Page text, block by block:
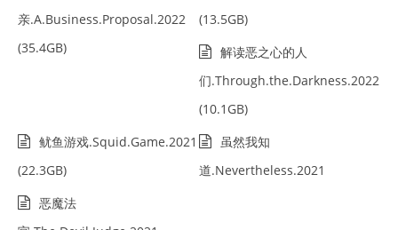
亲.A.Business.Proposal.2022
(35.4GB)
(13.5GB)
解读恶之心的人
们.Through.the.Darkness.2022
(10.1GB)
鱿鱼游戏.Squid.Game.2021
(22.3GB)
虽然我知
道.Nevertheless.2021
恶魔法